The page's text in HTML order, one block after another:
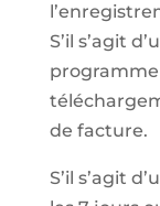
S’il s’agit
programme
de facture.
S’il s’agit